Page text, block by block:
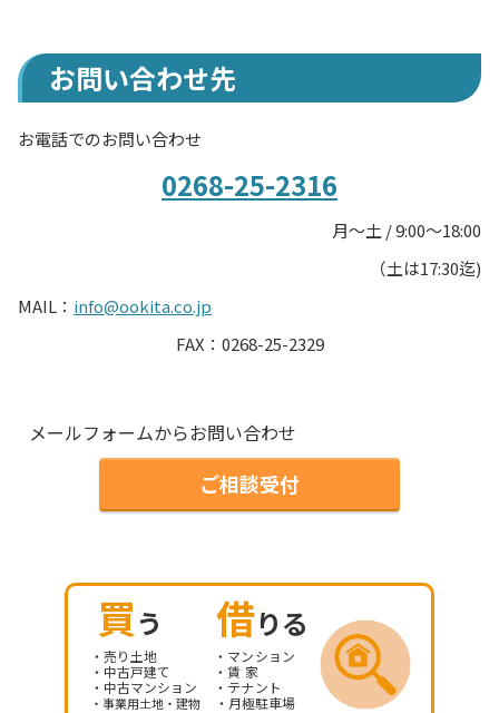
お問い合わせ先
お電話でのお問い合わせ
0268-25-2316
月～土 / 9:00～18:00
（土は17:30迄)
MAIL： info@ookita.co.jp
FAX：0268-25-2329
メールフォームからお問い合わせ
ご相談受付
買う 借りる
・売り土地 ・マンション
・中古戸建て ・賃 家
・中古マンション ・テナント
・事業用土地・建物 ・月極駐車場